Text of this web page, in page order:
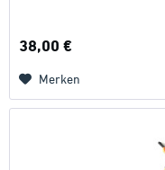
38,00 €
Merken